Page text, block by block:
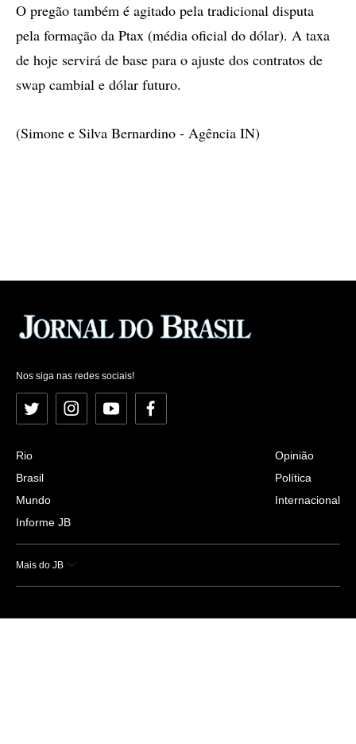
O pregão também é agitado pela tradicional disputa
pela formação da Ptax (média oficial do dólar). A taxa
de hoje servirá de base para o ajuste dos contratos de
swap cambial e dólar futuro.
(Simone e Silva Bernardino - Agência IN)
Nos siga nas redes sociais!
Twitter InstagramYouTubeFacebook
Rio
Brasil
Mundo
Informe JB
Opinião
Política
Internacional
Mais do JB
Esportes